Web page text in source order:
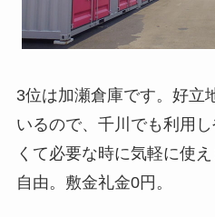
3位は加瀬倉庫です。好立
いるので、千川でも利用
くて必要な時に気軽に使
自由。敷金礼金0円。